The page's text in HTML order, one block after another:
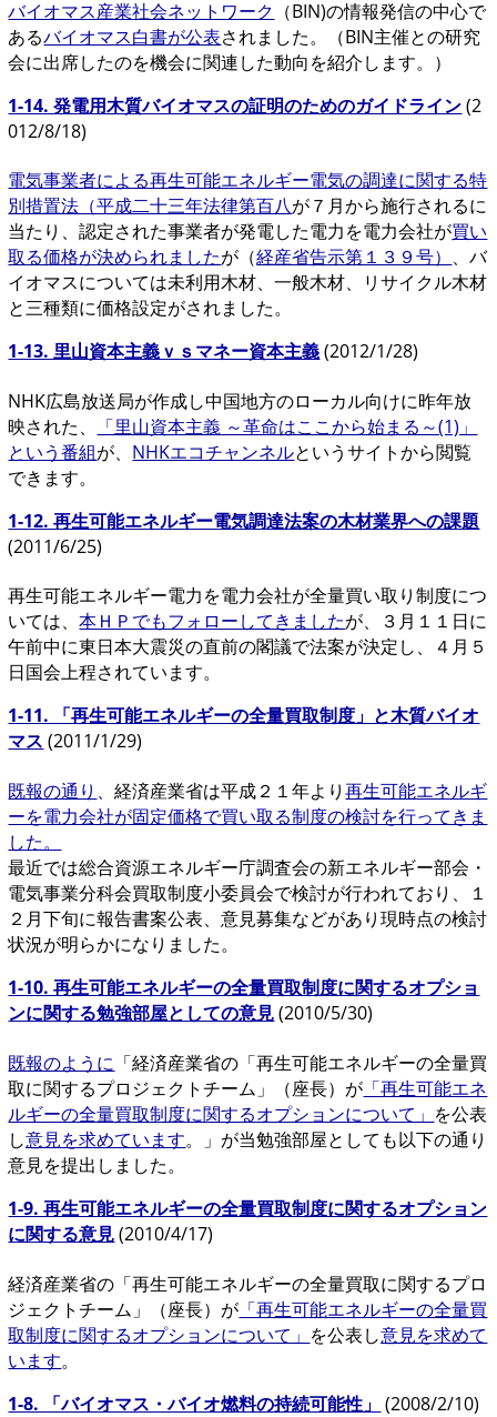
バイオマス産業社会ネットワーク （BIN)の情報発信の中心で
あるバイオマス白書が公表されました。（BIN主催との研究
会に出席したのを機会に関連した動向を紹介します。）
1-14. 発電用木質バイオマスの証明のためのガイドライン(2
012/8/18)
電気事業者による再生可能エネルギー電気の調達に関する特
別措置法（平成二十三年法律第百八が７月から施行されるに
当たり、認定された事業者が発電した電力を電力会社が買い
取る価格が決められましたが（経産省告示第１３９号） 、バ
イオマスについては未利用木材、一般木材、リサイクル木材
と三種類に価格設定がされました。
1-13. 里山資本主義ｖｓマネー資本主義(2012/1/28)
NHK広島放送局が作成し中国地方のローカル向けに昨年放
映された、
「里山資本主義 ～革命はここから始まる～(1)」
という番組が、 NHKエコチャンネルというサイトから閲覧
できます。
1-12. 再生可能エネルギー電気調達法案の木材業界への課題
(2011/6/25)
再生可能エネルギー電力を電力会社が全量買い取り制度につ
いては、本ＨＰでもフォローしてきましたが、３月１１日に
午前中に東日本大震災の直前の閣議で法案が決定し、４月５
日国会上程されています。
1-11. 「再生可能エネルギーの全量買取制度」と木質バイオ
マス (2011/1/29)
既報の通り 、経済産業省は平成２１年より再生可能エネルギ
ーを電力会社が固定価格で買い取る制度の検討を行ってきま
した。
最近では総合資源エネルギー庁調査会の新エネルギー部会・
電気事業分科会買取制度小委員会で検討が行われており、１
２月下旬に報告書案公表、意見募集などがあり現時点の検討
状況が明らかになりました。
1-10. 再生可能エネルギーの全量買取制度に関するオプショ
ンに関する勉強部屋としての意見(2010/5/30)
既報のように 「経済産業省の「再生可能エネルギーの全量買
取に関するプロジェクトチーム」（座長）が 「再生可能エネ
ルギーの全量買取制度に関するオプションについて」 を公表
し意見を求めています。」が当勉強部屋としても以下の通り
意見を提出しました。
1-9. 再生可能エネルギーの全量買取制度に関するオプション
に関する意見(2010/4/17)
経済産業省の「再生可能エネルギーの全量買取に関するプロ
ジェクトチーム」（座長）が 「再生可能エネルギーの全量買
取制度に関するオプションについて」 を公表し意見を求めて
います。
1-8. 「バイオマス・バイオ燃料の持続可能性」 (2008/2/10)